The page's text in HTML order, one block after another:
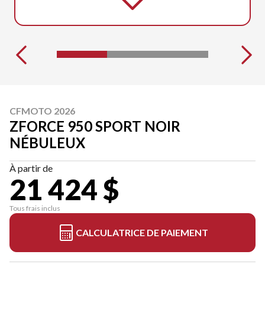
CFMOTO 2026
ZFORCE 950 SPORT NOIR
NÉBULEUX
À partir de
21 424 $
Tous frais inclus
CALCULATRICE DE PAIEMENT